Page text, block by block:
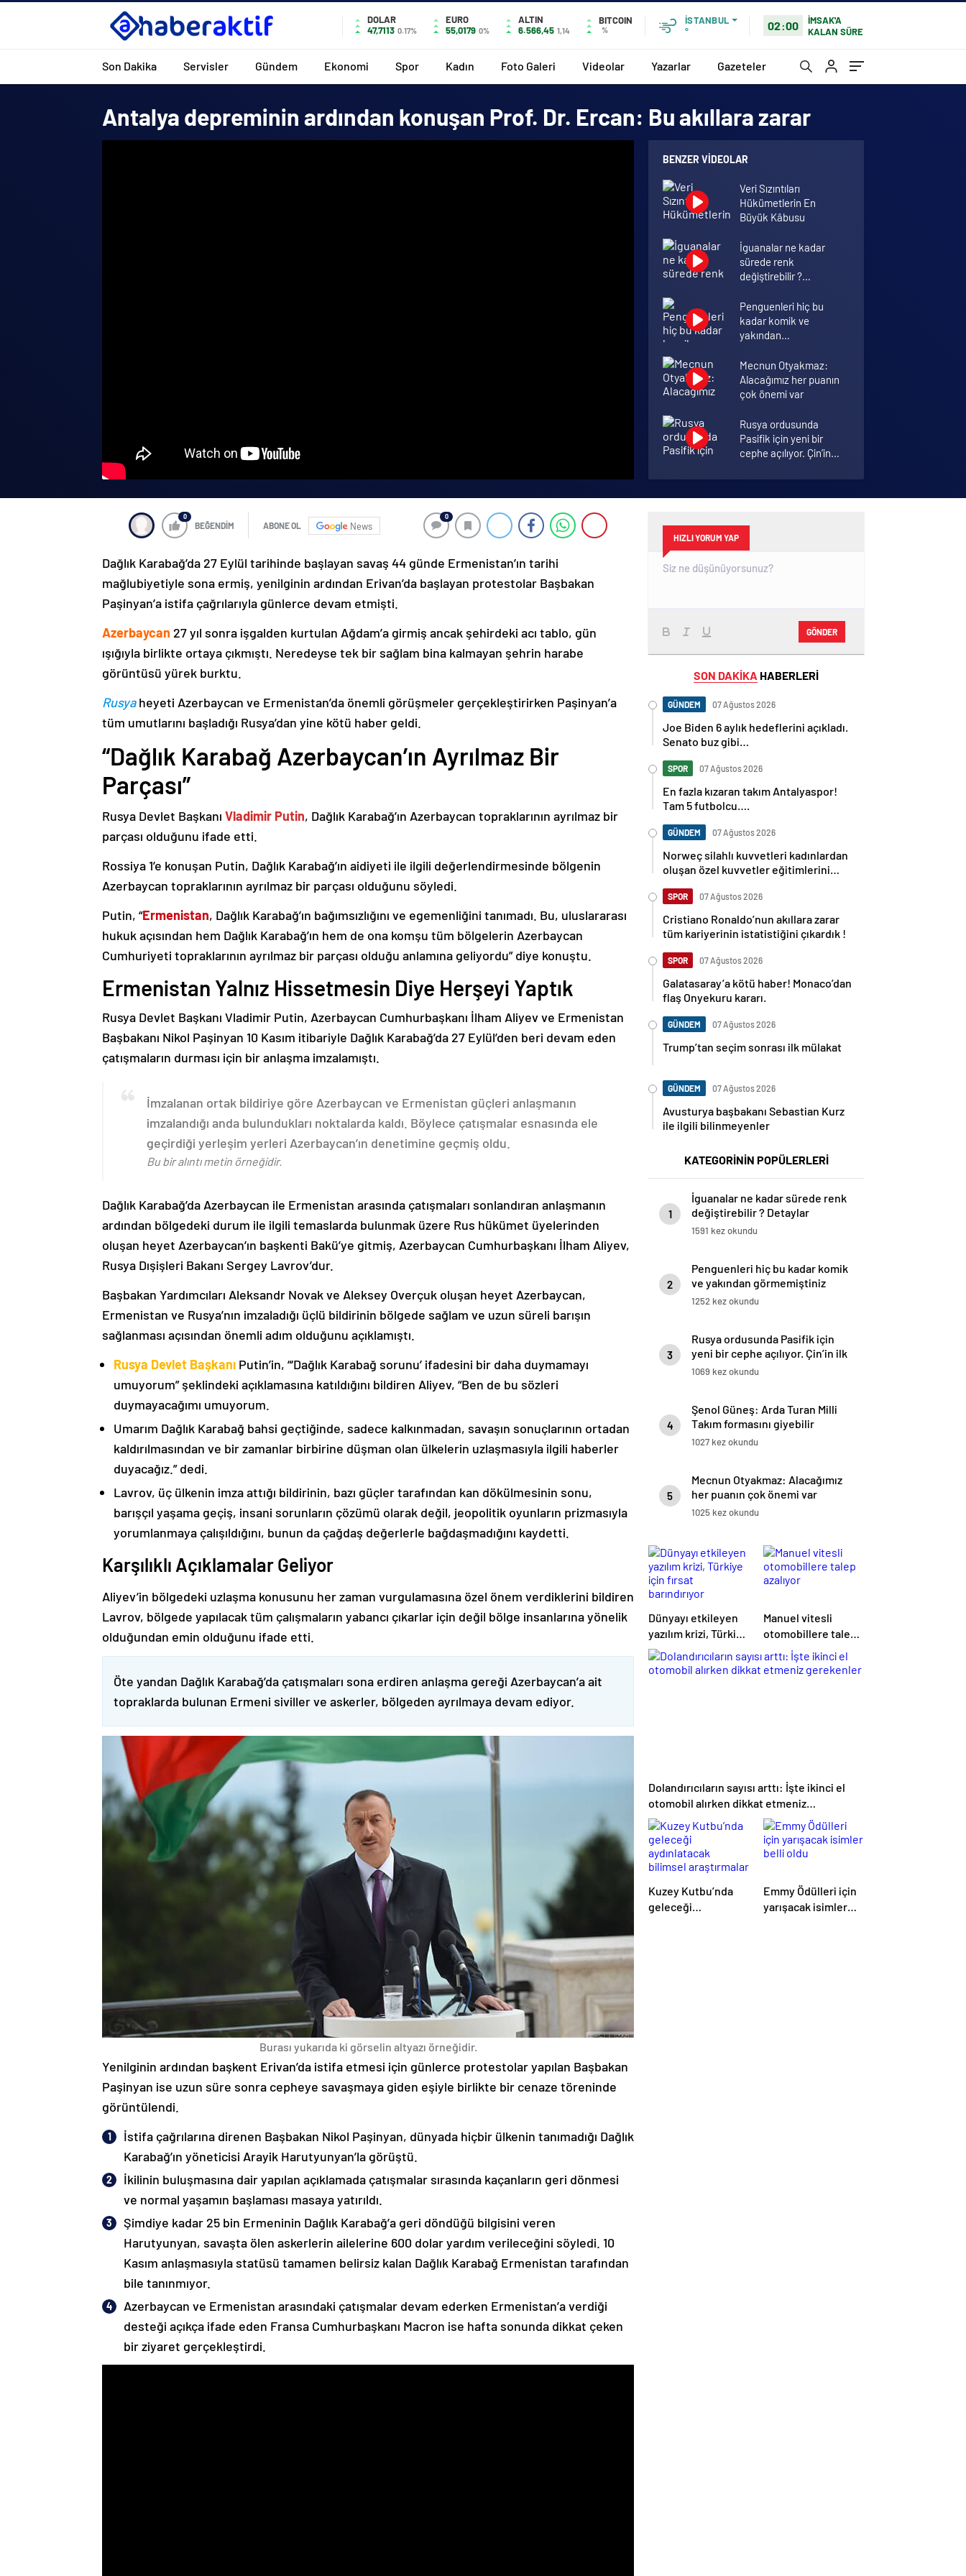
DOLAR
47,7113 0.17%
EURO
55,0179 0%
ALTIN
6.566,45 1,14
BITCOIN
%
İSTANBUL
°
02:00
İMSAK'A
KALAN SÜRE
Son Dakika Servisler Gündem Ekonomi Spor Kadın Foto Galeri Videolar Yazarlar Gazeteler
Antalya depreminin ardından konuşan Prof. Dr. Ercan: Bu akıllara zarar
BENZER VIDEOLAR
Veri Sızıntıları
Hükümetlerin En
Büyük Kâbusu
İguanalar ne kadar
sürede renk
değiştirebilir ?
Penguenleri hiç bu
kadar komik ve
yakından
Mecnun Otyakmaz:
Alacağımız her puanın
çok önemi var
Rusya ordusunda
Pasifik için yeni bir
cephe açılıyor. Çin’in
Şenol Güneş: Arda
Turan Milli Takım
0
BEĞENDİM ABONE OL News
0
Dağlık Karabağ’da 27 Eylül tarihinde başlayan savaş 44 günde Ermenistan’ın tarihi
mağlubiyetiyle sona ermiş, yenilginin ardından Erivan’da başlayan protestolar Başbakan
Paşinyan’a istifa çağrılarıyla günlerce devam etmişti.
Azerbaycan 27 yıl sonra işgalden kurtulan Ağdam’a girmiş ancak şehirdeki acı tablo, gün
ışığıyla birlikte ortaya çıkmıştı. Neredeyse tek bir sağlam bina kalmayan şehrin harabe
görüntüsü yürek burktu.
Rusyaheyeti Azerbaycan ve Ermenistan’da önemli görüşmeler gerçekleştirirken Paşinyan’a
tüm umutlarını başladığı Rusya’dan yine kötü haber geldi.
“Dağlık Karabağ Azerbaycan’ın Ayrılmaz Bir
Parçası”
Rusya Devlet Başkanı Vladimir Putin, Dağlık Karabağ’ın Azerbaycan topraklarının ayrılmaz bir
parçası olduğunu ifade etti.
Rossiya 1’e konuşan Putin, Dağlık Karabağ’ın aidiyeti ile ilgili değerlendirmesinde bölgenin
Azerbaycan topraklarının ayrılmaz bir parçası olduğunu söyledi.
Putin, “Ermenistan, Dağlık Karabağ’ın bağımsızlığını ve egemenliğini tanımadı. Bu, uluslararası
hukuk açısından hem Dağlık Karabağ’ın hem de ona komşu tüm bölgelerin Azerbaycan
Cumhuriyeti topraklarının ayrılmaz bir parçası olduğu anlamına geliyordu” diye konuştu.
Ermenistan Yalnız Hissetmesin Diye Herşeyi Yaptık
Rusya Devlet Başkanı Vladimir Putin, Azerbaycan Cumhurbaşkanı İlham Aliyev ve Ermenistan
Başbakanı Nikol Paşinyan 10 Kasım itibariyle Dağlık Karabağ’da 27 Eylül’den beri devam eden
çatışmaların durması için bir anlaşma imzalamıştı.
İmzalanan ortak bildiriye göre Azerbaycan ve Ermenistan güçleri anlaşmanın
imzalandığı anda bulundukları noktalarda kaldı. Böylece çatışmalar esnasında ele
geçirdiği yerleşim yerleri Azerbaycan’ın denetimine geçmiş oldu.
Bu bir alıntı metin örneğidir.
Dağlık Karabağ’da Azerbaycan ile Ermenistan arasında çatışmaları sonlandıran anlaşmanın
ardından bölgedeki durum ile ilgili temaslarda bulunmak üzere Rus hükümet üyelerinden
oluşan heyet Azerbaycan’ın başkenti Bakü’ye gitmiş, Azerbaycan Cumhurbaşkanı İlham Aliyev,
Rusya Dışişleri Bakanı Sergey Lavrov’dur.
Başbakan Yardımcıları Aleksandr Novak ve Aleksey Overçuk oluşan heyet Azerbaycan,
Ermenistan ve Rusya’nın imzaladığı üçlü bildirinin bölgede sağlam ve uzun süreli barışın
sağlanması açısından önemli adım olduğunu açıklamıştı.
Rusya Devlet Başkanı Putin’in, “‘Dağlık Karabağ sorunu’ ifadesini bir daha duymamayı
umuyorum” şeklindeki açıklamasına katıldığını bildiren Aliyev, “Ben de bu sözleri
duymayacağımı umuyorum.
Umarım Dağlık Karabağ bahsi geçtiğinde, sadece kalkınmadan, savaşın sonuçlarının ortadan
kaldırılmasından ve bir zamanlar birbirine düşman olan ülkelerin uzlaşmasıyla ilgili haberler
duyacağız.” dedi.
Lavrov, üç ülkenin imza attığı bildirinin, bazı güçler tarafından kan dökülmesinin sonu,
barışçıl yaşama geçiş, insani sorunların çözümü olarak değil, jeopolitik oyunların prizmasıyla
yorumlanmaya çalışıldığını, bunun da çağdaş değerlerle bağdaşmadığını kaydetti.
Karşılıklı Açıklamalar Geliyor
Aliyev’in bölgedeki uzlaşma konusunu her zaman vurgulamasına özel önem verdiklerini bildiren
Lavrov, bölgede yapılacak tüm çalışmaların yabancı çıkarlar için değil bölge insanlarına yönelik
olduğundan emin olduğunu ifade etti.
Öte yandan Dağlık Karabağ’da çatışmaları sona erdiren anlaşma gereği Azerbaycan’a ait
topraklarda bulunan Ermeni siviller ve askerler, bölgeden ayrılmaya devam ediyor.
Burası yukarıda ki görselin altyazı örneğidir.
Yenilginin ardından başkent Erivan’da istifa etmesi için günlerce protestolar yapılan Başbakan
Paşinyan ise uzun süre sonra cepheye savaşmaya giden eşiyle birlikte bir cenaze töreninde
görüntülendi.
İstifa çağrılarına direnen Başbakan Nikol Paşinyan, dünyada hiçbir ülkenin tanımadığı Dağlık
Karabağ’ın yöneticisi Arayik Harutyunyan’la görüştü.
İkilinin buluşmasına dair yapılan açıklamada çatışmalar sırasında kaçanların geri dönmesi
ve normal yaşamın başlaması masaya yatırıldı.
Şimdiye kadar 25 bin Ermeninin Dağlık Karabağ’a geri döndüğü bilgisini veren
Harutyunyan, savaşta ölen askerlerin ailelerine 600 dolar yardım verileceğini söyledi. 10
Kasım anlaşmasıyla statüsü tamamen belirsiz kalan Dağlık Karabağ Ermenistan tarafından
bile tanınmıyor.
Azerbaycan ve Ermenistan arasındaki çatışmalar devam ederken Ermenistan’a verdiği
desteği açıkça ifade eden Fransa Cumhurbaşkanı Macron ise hafta sonunda dikkat çeken
bir ziyaret gerçekleştirdi.
HIZLI YORUM YAP
GÖNDER
SON DAKİKA HABERLERİ
GÜNDEM 07 Ağustos 2026
Joe Biden 6 aylık hedeflerini açıkladı.
Senato buz gibi…
SPOR 07 Ağustos 2026
En fazla kızaran takım Antalyaspor!
Tam 5 futbolcu….
GÜNDEM 07 Ağustos 2026
Norweç silahlı kuvvetleri kadınlardan
oluşan özel kuvvetler eğitimlerini
SPOR 07 Ağustos 2026
Cristiano Ronaldo’nun akıllara zarar
tüm kariyerinin istatistiğini çıkardık !
SPOR 07 Ağustos 2026
Galatasaray’a kötü haber! Monaco’dan
flaş Onyekuru kararı.
GÜNDEM 07 Ağustos 2026
Trump’tan seçim sonrası ilk mülakat
GÜNDEM 07 Ağustos 2026
Avusturya başbakanı Sebastian Kurz
ile ilgili bilinmeyenler
KATEGORİNİN POPÜLERLERİ
1
İguanalar ne kadar sürede renk
değiştirebilir ? Detaylar
burada…
1591 kez okundu
2
Penguenleri hiç bu kadar komik
ve yakından görmemiştiniz
1252 kez okundu
3
Rusya ordusunda Pasifik için
yeni bir cephe açılıyor. Çin’in ilk
tepkisi!
1069 kez okundu
4
Şenol Güneş: Arda Turan Milli
Takım formasını giyebilir
1027 kez okundu
5
Mecnun Otyakmaz: Alacağımız
her puanın çok önemi var
1025 kez okundu
Dünyayı etkileyen
yazılım krizi, Türkiye
için fırsat
barındırıyor
Manuel vitesli
otomobillere talep
azalıyor
Dolandırıcıların sayısı arttı: İşte ikinci el
otomobil alırken dikkat etmeniz
gerekenler
Kuzey Kutbu’nda
geleceği
Emmy Ödülleri için
yarışacak isimler